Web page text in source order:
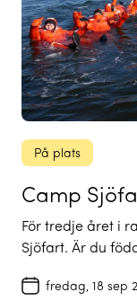
På plats
Camp
För tredje året i
Sjöfart. Är du
fredag, 18 sep